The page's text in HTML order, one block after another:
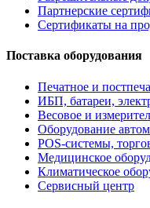
Партнерские
Сертификаты на
Поставка оборудования
Печатное и
ИБП, батареи,
Весовое и
Оборудование
POS-системы,
Медицинское
Климатическое
Сервисный центр